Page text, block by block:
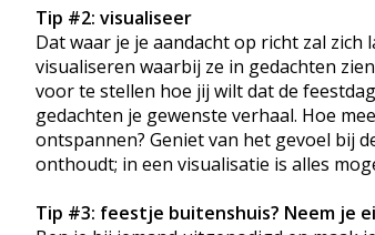
Tip #2: visualiseer
Dat waar je je aandacht op richt zal
visualiseren waarbij ze in gedachten
voor te stellen hoe jij wilt dat de
gedachten je gewenste verhaal. Hoe
ontspannen? Geniet van het gevoel bij
onthoudt; in een visualisatie is alles
Tip #3: feestje buitenshuis? Neem je